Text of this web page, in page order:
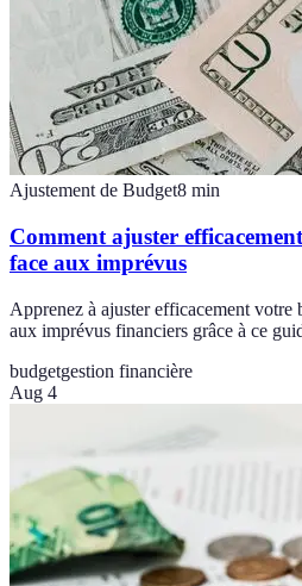
Ajustement de Budget8 min
Comment ajuster
face aux imprévus
Apprenez à ajuster efficacement votre
aux imprévus financiers grâce à ce
budgetgestion financière
Aug 4